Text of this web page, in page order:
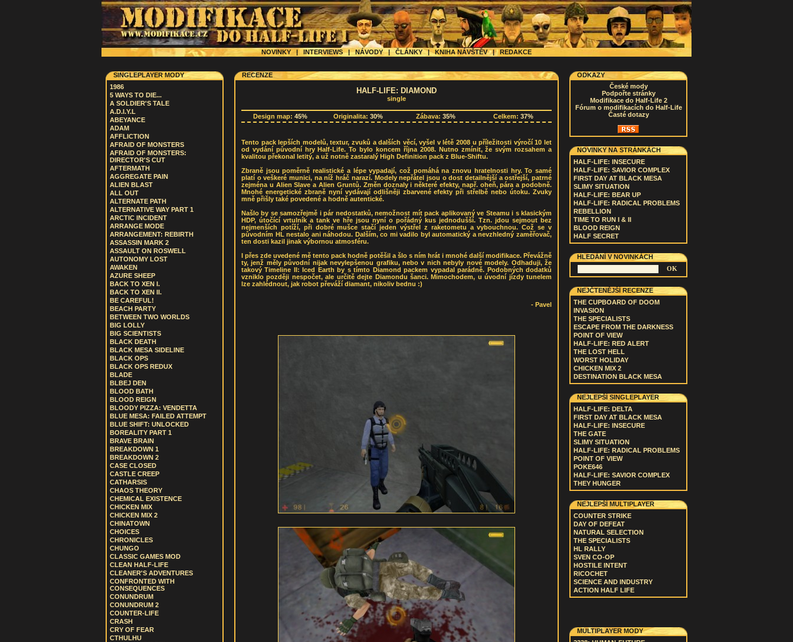
NOVINKY | INTERVIEWS|NÁVODY|ČLÁNKY|KNIHA NÁVŠTĚV|REDAKCE
SINGLEPLAYER MODY
1986
5 WAYS TO DIE...
A SOLDIER'S TALE
A.D.I.Y.L
ABEYANCE
ADAM
AFFLICTION
AFRAID OF MONSTERS
AFRAID OF MONSTERS:
DIRECTOR'S CUT
AFTERMATH
AGGREGATE PAIN
ALIEN BLAST
ALL OUT
ALTERNATE PATH
ALTERNATIVE WAY PART 1
ARCTIC INCIDENT
ARRANGE MODE
ARRANGEMENT: REBIRTH
ASSASSIN MARK 2
ASSAULT ON ROSWELL
AUTONOMY LOST
AWAKEN
AZURE SHEEP
BACK TO XEN I.
BACK TO XEN II.
BE CAREFUL!
BEACH PARTY
BETWEEN TWO WORLDS
BIG LOLLY
BIG SCIENTISTS
BLACK DEATH
BLACK MESA SIDELINE
BLACK OPS
BLACK OPS REDUX
BLADE
BLBEJ DEN
BLOOD BATH
BLOOD REIGN
BLOODY PIZZA: VENDETTA
BLUE MESA: FAILED ATTEMPT
BLUE SHIFT: UNLOCKED
BOREALITY PART 1
BRAVE BRAIN
BREAKDOWN 1
BREAKDOWN 2
CASE CLOSED
CASTLE CREEP
CATHARSIS
CHAOS THEORY
CHEMICAL EXISTENCE
CHICKEN MIX
CHICKEN MIX 2
CHINATOWN
CHOICES
CHRONICLES
CHUNGO
CLASSIC GAMES MOD
CLEAN HALF-LIFE
CLEANER'S ADVENTURES
CONFRONTED WITH
CONSEQUENCES
CONUNDRUM
CONUNDRUM 2
COUNTER-LIFE
CRASH
CRY OF FEAR
CTHULHU
RECENZE
HALF-LIFE: DIAMOND
single
Design map: 45% Originalita: 30% Zábava: 35% Celkem: 37%
Tento pack lepších modelů, textur, zvuků a dalších věcí, vyšel v létě 2008 u příležitosti výročí 10 let
od vydání původní hry Half-Life. To bylo koncem října 2008. Nutno zmínit, že svým rozsahem a
kvalitou překonal letitý, a už notně zastaralý High Definition pack z Blue-Shiftu.
Zbraně jsou poměrně realistické a lépe vypadají, což pomáhá na znovu hratelnosti hry. To samé
platí o veškeré munici, na níž hráč narazí. Modely nepřátel jsou o dost detailnější a ostřejší, patrné
zejména u Alien Slave a Alien Gruntů. Změn doznaly i některé efekty, např. oheň, pára a podobně.
Mnohé energetické zbraně nyní vydávají odlišněji zbarvené efekty při střelbě nebo útoku. Zvuky
mně přišly také povedené a hodně autentické.
Našlo by se samozřejmě i pár nedostatků, nemožnost mít pack aplikovaný ve Steamu i s klasickým
HDP, útočící vrtulník a tank ve hře jsou nyní o pořádný kus jednodušší. Tzn. jdou sejmout bez
nejmenších potíží, při dobré mušce stačí jeden výstřel z raketometu a vybouchnou. Což se v
původním HL nestalo ani náhodou. Dalším, co mi vadilo byl automatický a nevzhledný zaměřovač,
ten dosti kazil jinak výbornou atmosféru.
I přes zde uvedené mě tento pack hodně potěšil a šlo s ním hrát i mnohé další modifikace. Převážně
ty, jenž měly původní nijak nevylepšenou grafiku, nebo v nich nebyly nové modely. Odhaduji, že
takový Timeline II: Iced Earth by s tímto Diamond packem vypadal parádně. Podobných dodatků
vzniklo později nespočet, ale určitě dejte Diamondu šanci. Mimochodem, u úvodní jízdy tunelem
lze zahlédnout, jak robot převáží diamant, nikoliv bednu :)
- Pavel
ODKAZY
České mody
Podpořte stránky
Modifikace do Half-Life 2
Fórum o modifikacích do Half-Life
Časté dotazy
NOVINKY NA STRÁNKÁCH
HALF-LIFE: INSECURE
HALF-LIFE: SAVIOR COMPLEX
FIRST DAY AT BLACK MESA
SLIMY SITUATION
HALF-LIFE: BEAR UP
HALF-LIFE: RADICAL PROBLEMS
REBELLION
TIME TO RUN I & II
BLOOD REIGN
HALF SECRET
HLEDÁNÍ V NOVINKÁCH
NEJČTENĚJŠÍ RECENZE
THE CUPBOARD OF DOOM
INVASION
THE SPECIALISTS
ESCAPE FROM THE DARKNESS
POINT OF VIEW
HALF-LIFE: RED ALERT
THE LOST HELL
WORST HOLIDAY
CHICKEN MIX 2
DESTINATION BLACK MESA
NEJLEPŠÍ SINGLEPLAYER
HALF-LIFE: DELTA
FIRST DAY AT BLACK MESA
HALF-LIFE: INSECURE
THE GATE
SLIMY SITUATION
HALF-LIFE: RADICAL PROBLEMS
POINT OF VIEW
POKE646
HALF-LIFE: SAVIOR COMPLEX
THEY HUNGER
NEJLEPŠÍ MULTIPLAYER
COUNTER STRIKE
DAY OF DEFEAT
NATURAL SELECTION
THE SPECIALISTS
HL RALLY
SVEN CO-OP
HOSTILE INTENT
RICOCHET
SCIENCE AND INDUSTRY
ACTION HALF LIFE
MULTIPLAYER MODY